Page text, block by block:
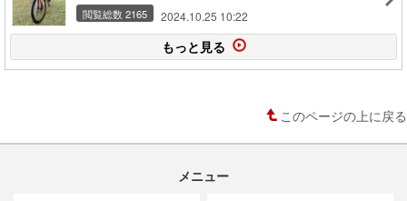
閲覧総数 2165 2024.10.25 10:22
もっと見る
このページの上に戻る
メニュー